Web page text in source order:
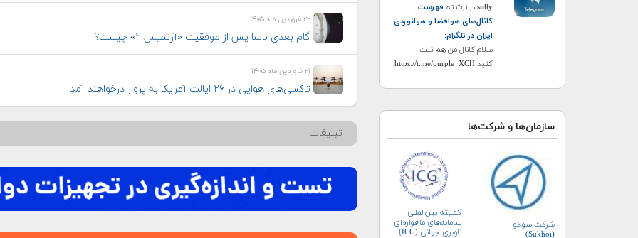
sullyدر نوشته فهرست
کانال‌های هوافضا و هوانوردی
ایران در تلگرام:
سلام کانال من هم ثبت
کنید.https://t.me/purple_XCH
سازمان‌ها و شرکت‌ها
شرکت سوخو
(Sukhoi)
کمیته بین‌المللی
سامانه‌های ماهواره‌ای
ناوبری جهانی (ICG)
۲۲ فروردین ماه ۱۴۰۵
گام بعدی ناسا پس از موفقیت «آرتمیس ۲» چیست؟
۲۱ فروردین ماه ۱۴۰۵
تاکسی‌های هوایی در ۲۶ ایالت آمریکا به پرواز درخواهند آمد
تبلیغات